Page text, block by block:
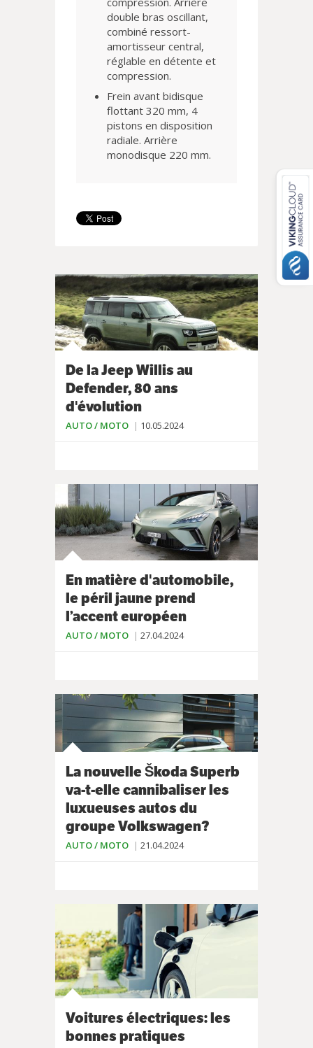
double bras oscillant,
combiné ressort-
amortisseur central,
réglable en détente et
compression.
Frein avant bidisque
flottant 320 mm, 4
pistons en disposition
radiale. Arrière
monodisque 220 mm.
De la Jeep Willis au
Defender, 80 ans
d'évolution
AUTO / MOTO 10.05.2024
En matière d'automobile,
le péril jaune prend
l’accent européen
AUTO / MOTO 27.04.2024
La nouvelle Škoda Superb
va-t-elle cannibaliser les
luxueuses autos du
groupe Volkswagen?
AUTO / MOTO 21.04.2024
Voitures électriques: les
bonnes pratiques